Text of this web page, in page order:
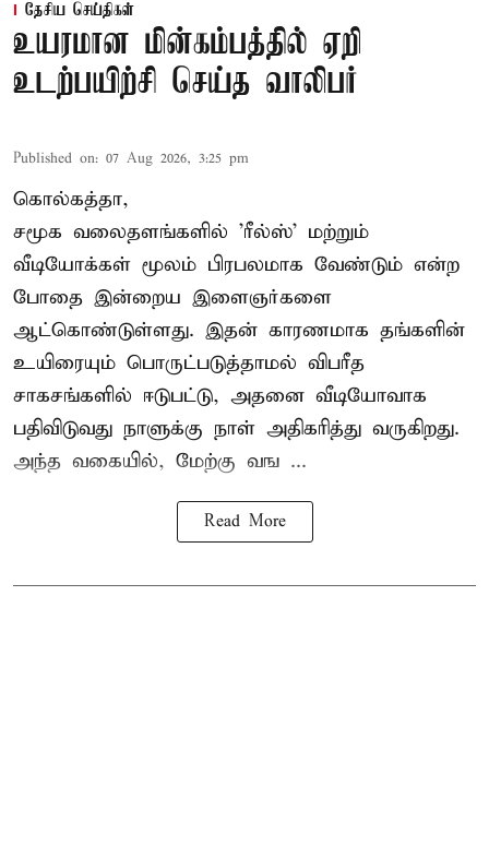
தேசிய செய்திகள்
உயரமான மின்கம்பத்தில் ஏறி
உடற்பயிற்சி செய்த வாலிபர்
Published on: 07 Aug 2026, 3:25 pm
கொல்கத்தா,
சமூக வலைதளங்களில் 'ரீல்ஸ்' மற்றும்
வீடியோக்கள் மூலம் பிரபலமாக வேண்டும் என்ற
போதை இன்றைய இளைஞர்களை
ஆட்கொண்டுள்ளது. இதன் காரணமாக தங்களின்
உயிரையும் பொருட்படுத்தாமல் விபரீத
சாகசங்களில் ஈடுபட்டு, அதனை வீடியோவாக
பதிவிடுவது நாளுக்கு நாள் அதிகரித்து வருகிறது.
அந்த வகையில், மேற்கு வங ...
Read More